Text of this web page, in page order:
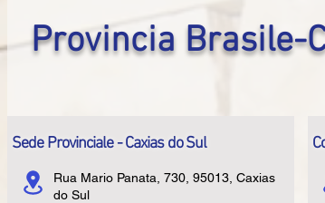
Provincia Brasile-
Sede Provinciale - Caxias do Sul
Rua Mario Panata, 730, 95013, Caxias
do Sul